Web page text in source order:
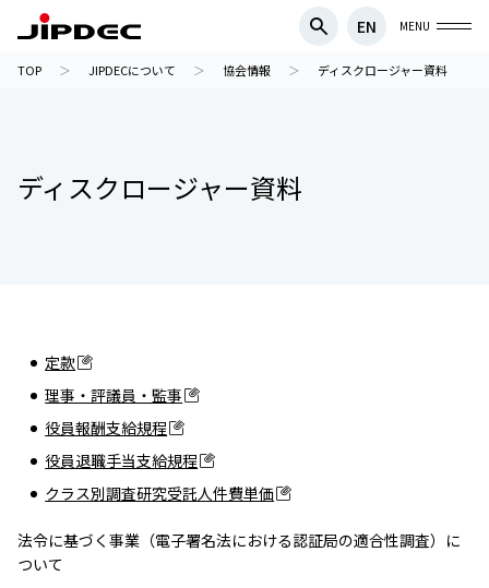
EN MENU
TOP JIPDECについて 協会情報 ディスクロージャー資料
ディスクロージャー資料
定款
理事・評議員・監事
役員報酬支給規程
役員退職手当支給規程
クラス別調査研究受託人件費単価
法令に基づく事業（電子署名法における認証局の適合性調査）に
ついて